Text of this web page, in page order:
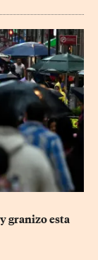
granizo esta